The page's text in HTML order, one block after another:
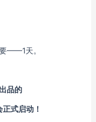
——1天。
品的
式启动！